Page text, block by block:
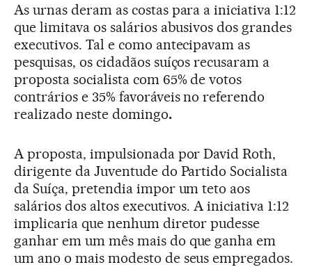
As urnas deram as costas para a iniciativa 1:12
que limitava os salários abusivos dos grandes
executivos. Tal e como antecipavam as
pesquisas, os cidadãos suíços recusaram a
proposta socialista com 65% de votos
contrários e 35% favoráveis no referendo
realizado neste domingo.
A proposta, impulsionada por David Roth,
dirigente da Juventude do Partido Socialista
da Suíça, pretendia impor um teto aos
salários dos altos executivos. A iniciativa 1:12
implicaria que nenhum diretor pudesse
ganhar em um mês mais do que ganha em
um ano o mais modesto de seus empregados.